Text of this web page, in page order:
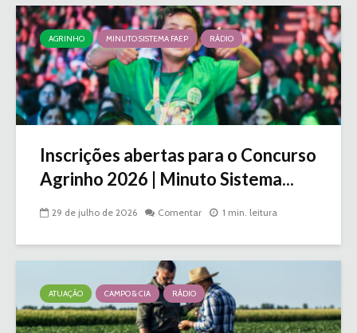
AGRINHO MINUTO SISTEMA FAEP RÁDIO
Inscrições abertas para o Concurso
Agrinho 2026 | Minuto Sistema...
29 de julho de 2026 Comentar 1 min. leitura
ATUAÇÃO CAMPO & CIA RÁDIO